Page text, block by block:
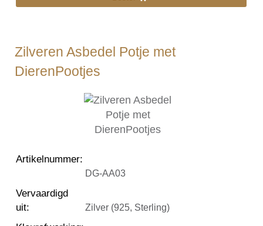
Zilveren Asbedel Potje met
DierenPootjes
Artikelnummer:
DG-AA03
Vervaardigd
uit: Zilver (925, Sterling)